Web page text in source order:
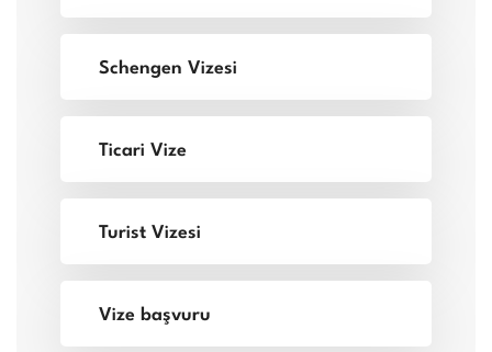
Schengen Vizesi
Ticari Vize
Turist Vizesi
Vize başvuru